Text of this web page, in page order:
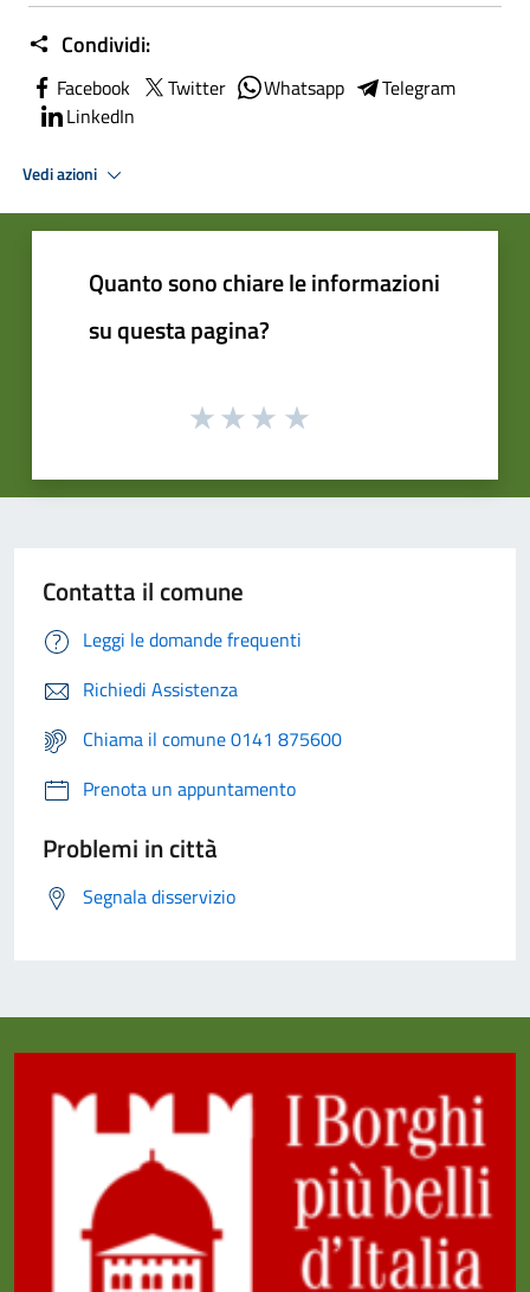
Condividi:
Facebook Twitter Whatsapp
Telegram
LinkedIn
Vedi azioni
Quanto sono chiare le informazioni
su questa pagina?
Contatta il comune
Leggi le domande frequenti
Richiedi Assistenza
Chiama il comune 0141 875600
Prenota un appuntamento
Problemi in città
Segnala disservizio